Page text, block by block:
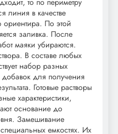
то по периметру
линия в качестве
ориентира. По этой
заливка. После
маяки убираются.
В составе любых
набор разных
для получения
Готовые растворы
характеристики,
основание до
Замешивание
емкостях. Их